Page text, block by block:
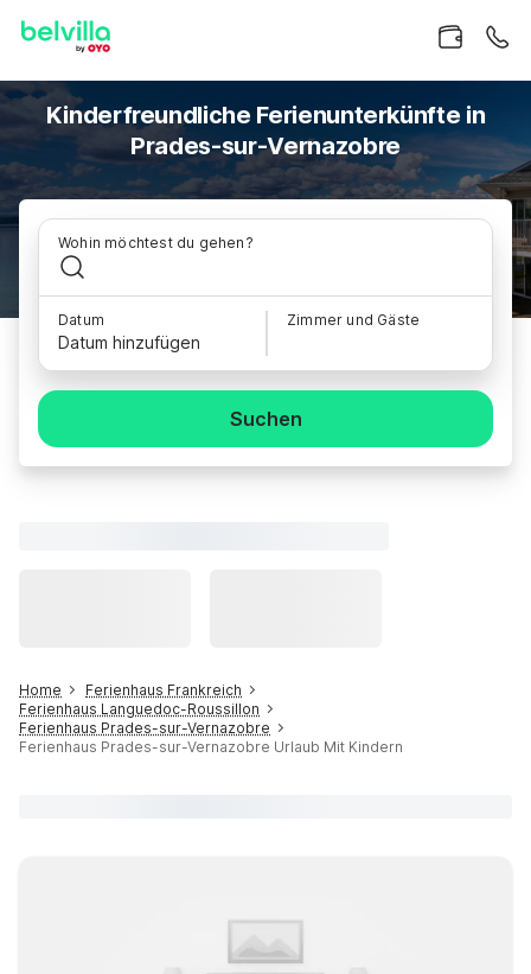
Kinderfreundliche Ferienunterkünfte in
Prades-sur-Vernazobre
Wohin möchtest du gehen?
Datum
Datum hinzufügen
Zimmer und Gäste
Suchen
Home
Ferienhaus Frankreich
Ferienhaus Languedoc-Roussillon
Ferienhaus Prades-sur-Vernazobre
Ferienhaus Prades-sur-Vernazobre Urlaub Mit Kindern